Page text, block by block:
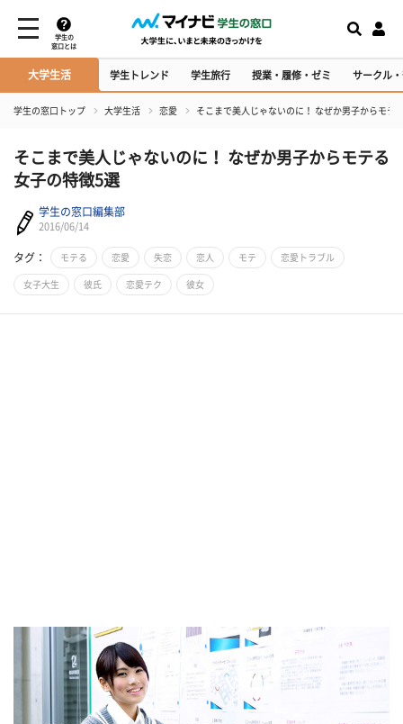
学生の
窓口とは
大学生活 学生トレンド 学生旅行 授業・履修・ゼミ サークル
学生の窓口トップ 大学生活 恋愛 そこまで美人じゃないのに！ なぜか男子からモテ
そこまで美人じゃないのに！ なぜか男子からモテる
女子の特徴5選
学生の窓口編集部
2016/06/14
タグ： モテる 恋愛 失恋 恋人 モテ 恋愛トラブル
女子大生 彼氏 恋愛テク 彼女